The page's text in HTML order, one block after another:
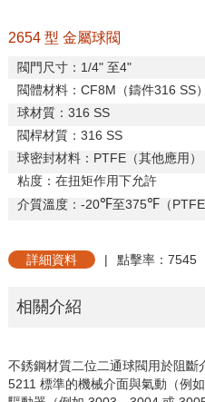
2654 型 金屬球閥
閥門尺寸： 1/4" 至4"
閥體材料： CF8M （鑄件316 SS）
球材質： 316 SS
閥桿材質： 316 SS
球密封材料： PTFE（其他應用）
粘度：在扭矩作用下允許
介質溫度： -20℉至375℉（PTFE
詳細資料 | 點擊率：7545
相關介紹
不銹鋼材質二位二通球閥用於阻斷
5211 標準的機械介面與氣動（例如